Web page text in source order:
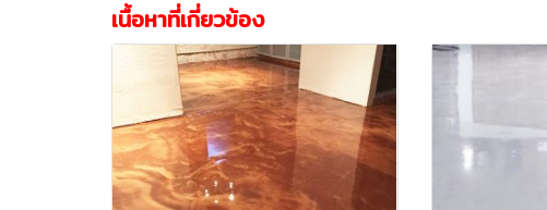
เนื้อหาที่เกี่ยวข้อง